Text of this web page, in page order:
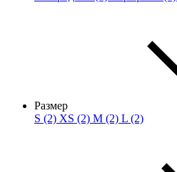
Размер
S (2) XS (2) M (2) L (2)